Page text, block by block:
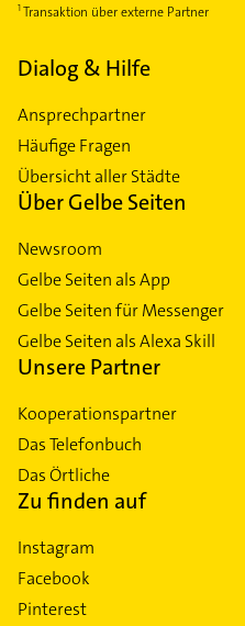
Transaktion über externe Partner
Dialog & Hilfe
Ansprechpartner
Häufige Fragen
Übersicht aller Städte
Über Gelbe Seiten
Newsroom
Gelbe Seiten als App
Gelbe Seiten für Messenger
Gelbe Seiten als Alexa Skill
Unsere Partner
Kooperationspartner
Das Telefonbuch
Das Örtliche
Zu finden auf
Instagram
Facebook
Pinterest